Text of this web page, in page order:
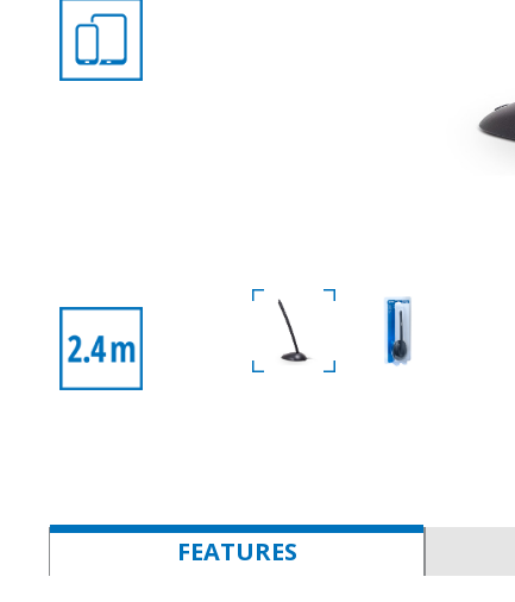
FEATURES